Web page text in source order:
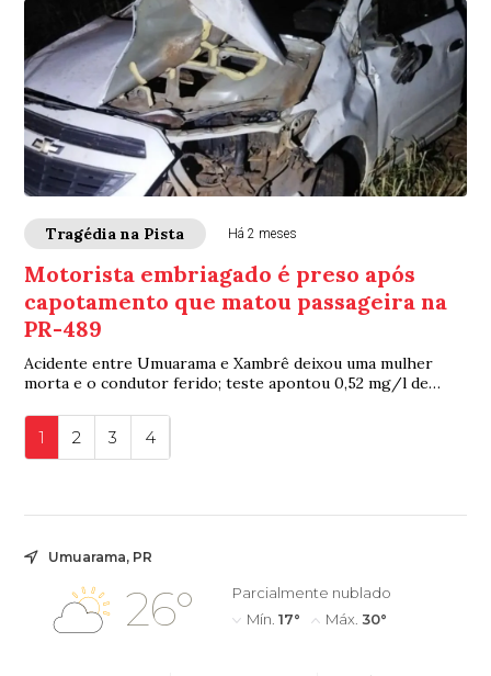
Tragédia na Pista Há 2 meses
Motorista embriagado é preso após
capotamento que matou passageira na
PR-489
Acidente entre Umuarama e Xambrê deixou uma mulher
morta e o condutor ferido; teste apontou 0,52 mg/l de
1 2 3 4
Umuarama, PR
26°
Parcialmente nublado
Mín. 17° Máx. 30°